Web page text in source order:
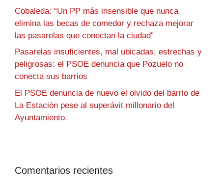
Cobaleda: “Un PP más insensible que nunca
elimina las becas de comedor y rechaza mejorar
las pasarelas que conectan la ciudad”
Pasarelas insuficientes, mal ubicadas, estrechas y
peligrosas: el PSOE denuncia que Pozuelo no
conecta sus barrios
El PSOE denuncia de nuevo el olvido del barrio de
La Estación pese al superávit millonario del
Ayuntamiento.
Comentarios recientes